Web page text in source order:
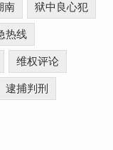
南 狱中良心犯
热线
维权评论
逮捕判刑